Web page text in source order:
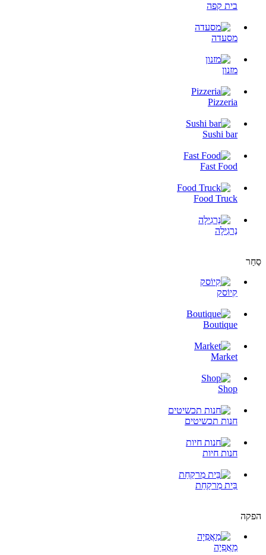
בית קפה
מסעדה
מזנון
Pizzeria
Sushi bar
Fast Food
Food Truck
נַרגִילָה
סַחַר
קִיוֹסק
Boutique
Market
Shop
חנות תכשיטים
חנות חיות
בֵּית מִרקַחַת
הפקה
מַאֲפִיָה